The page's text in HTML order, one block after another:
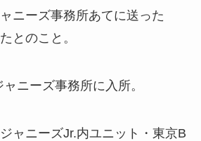
ニーズ事務所あてに送った
とのこと。
ニーズ事務所に入所。
ャニーズJr.内ユニット・東京B